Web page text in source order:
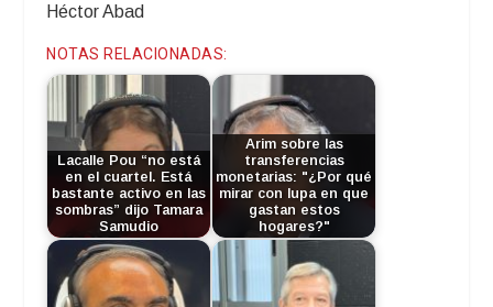
Héctor Abad
NOTAS RELACIONADAS:
Lacalle Pou “no está
en el cuartel. Está
bastante activo en las
sombras” dijo Tamara
Samudio
Arim sobre las
transferencias
monetarias: "¿Por qué
mirar con lupa en que
gastan estos
hogares?"